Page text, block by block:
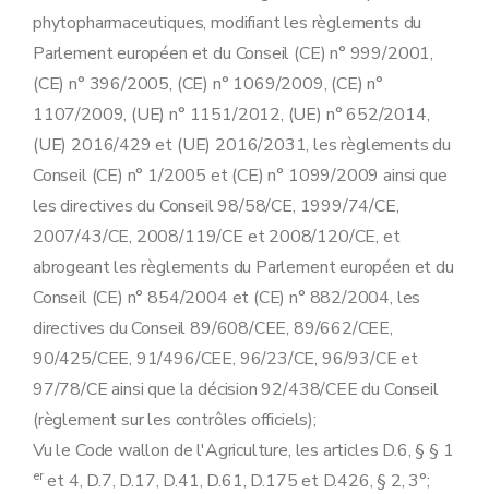
Annexe 9
phytopharmaceutiques, modifiant les règlements du
Parlement européen et du Conseil (CE) n° 999/2001,
(CE) n° 396/2005, (CE) n° 1069/2009, (CE) n°
1107/2009, (UE) n° 1151/2012, (UE) n° 652/2014,
(UE) 2016/429 et (UE) 2016/2031, les règlements du
Conseil (CE) n° 1/2005 et (CE) n° 1099/2009 ainsi que
les directives du Conseil 98/58/CE, 1999/74/CE,
2007/43/CE, 2008/119/CE et 2008/120/CE, et
abrogeant les règlements du Parlement européen et du
Conseil (CE) n° 854/2004 et (CE) n° 882/2004, les
directives du Conseil 89/608/CEE, 89/662/CEE,
90/425/CEE, 91/496/CEE, 96/23/CE, 96/93/CE et
97/78/CE ainsi que la décision 92/438/CEE du Conseil
(règlement sur les contrôles officiels);
Vu le Code wallon de l'Agriculture, les articles D.6, § § 1
eret 4, D.7, D.17, D.41, D.61, D.175 et D.426, § 2, 3°;